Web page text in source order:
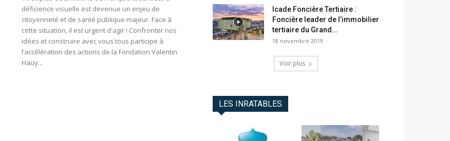
déficience visuelle est devenue un enjeu de
citoyenneté et de santé publique majeur. Face à
cette situation, il est urgent d'agir ! Confronter nos
idées et construire avec vous tous participe à
l’accélération des actions de la Fondation Valentin
Haüy...
Icade Foncière Tertiaire :
Foncière leader de l’immobilier
tertiaire du Grand...
18 novembre 2019
Voir plus
LES INRATABLES